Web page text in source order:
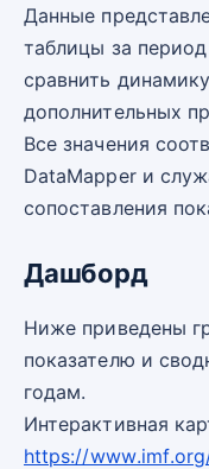
Данные
таблицы за
сравнить
дополнительных
Все значения
DataMapper и
сопоставления
Дашборд
Ниже приведены
показателю и
годам.
Интерактивная
https://